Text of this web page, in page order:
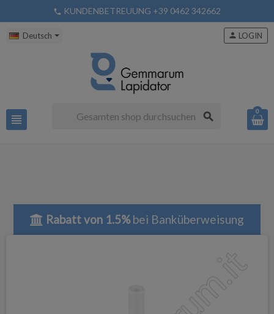
phone KUNDENBETREUUNG +39 0462 342662
Deutsch
view_headline search
person LOGIN
0
Rabatt von 1.5%bei Banküberweisung